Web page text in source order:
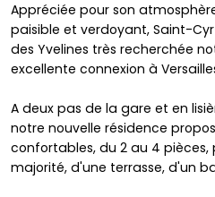
Appréciée pour son
paisible et verdoyant, Saint-
des Yvelines très recherchée
excellente connexion à
A deux pas de la gare et en
notre nouvelle résidence
confortables, du 2 au 4 pièces,
majorité, d'une terrasse, d'un